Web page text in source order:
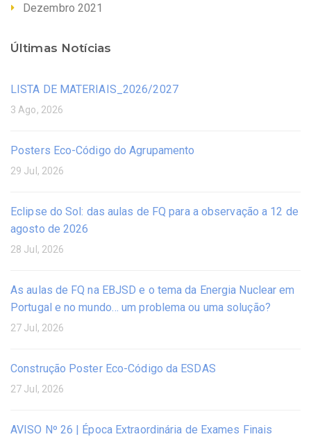
Dezembro 2021
Últimas Notícias
LISTA DE MATERIAIS_2026/2027
3 Ago, 2026
Posters Eco-Código do Agrupamento
29 Jul, 2026
Eclipse do Sol: das aulas de FQ para a observação a 12 de
agosto de 2026
28 Jul, 2026
As aulas de FQ na EBJSD e o tema da Energia Nuclear em
Portugal e no mundo… um problema ou uma solução?
27 Jul, 2026
Construção Poster Eco-Código da ESDAS
27 Jul, 2026
AVISO Nº 26 | Época Extraordinária de Exames Finais